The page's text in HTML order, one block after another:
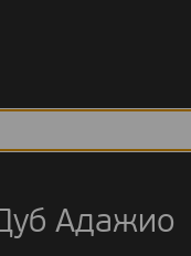
Адажио